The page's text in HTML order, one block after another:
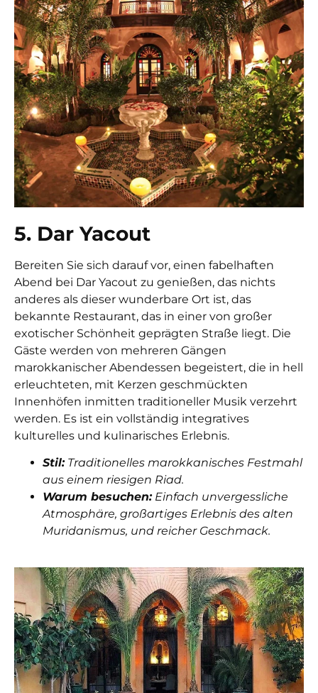
5. Dar Yacout
Bereiten Sie sich darauf vor, einen fabelhaften
Abend bei Dar Yacout zu genießen, das nichts
anderes als dieser wunderbare Ort ist, das
bekannte Restaurant, das in einer von großer
exotischer Schönheit geprägten Straße liegt. Die
Gäste werden von mehreren Gängen
marokkanischer Abendessen begeistert, die in hell
erleuchteten, mit Kerzen geschmückten
Innenhöfen inmitten traditioneller Musik verzehrt
werden. Es ist ein vollständig integratives
kulturelles und kulinarisches Erlebnis.
Stil:Traditionelles marokkanisches Festmahl
aus einem riesigen Riad.
Warum besuchen:Einfach unvergessliche
Atmosphäre, großartiges Erlebnis des alten
Muridanismus, und reicher Geschmack.